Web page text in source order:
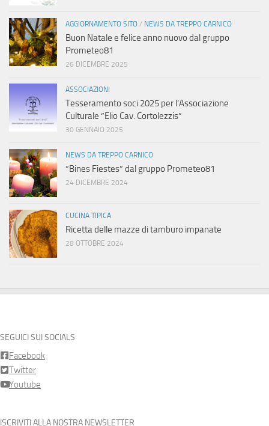
AGGIORNAMENTO SITO / NEWS DA TREPPO CARNICO
Buon Natale e felice anno nuovo dal gruppo
Prometeo81
26 DICEMBRE 2025
ASSOCIAZIONI
Tesseramento soci 2025 per l’Associazione
Culturale “Elio Cav. Cortolezzis”
30 GENNAIO 2025
NEWS DA TREPPO CARNICO
“Bines Fiestes” dal gruppo Prometeo81
24 DICEMBRE 2024
CUCINA TIPICA
Ricetta delle mazze di tamburo impanate
28 OTTOBRE 2024
SEGUICI SUI SOCIALS
Facebook
Twitter
Youtube
ISCRIVITI ALLA NOSTRA NEWSLETTER